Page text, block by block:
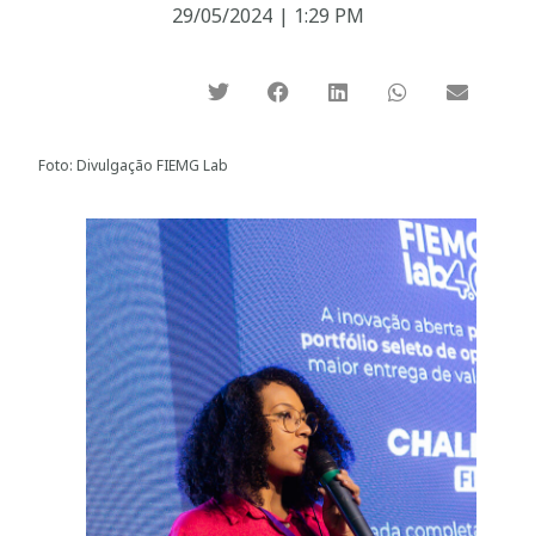
29/05/2024 | 1:29 PM
Foto: Divulgação FIEMG Lab